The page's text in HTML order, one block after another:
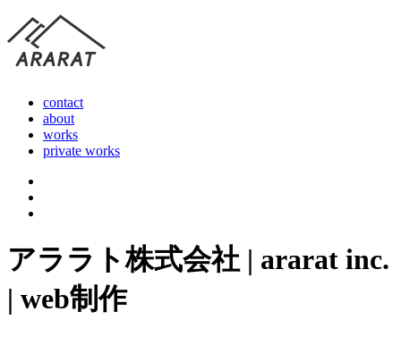
contact
about
works
private works
アララト株式会社 | ararat inc.
| web制作